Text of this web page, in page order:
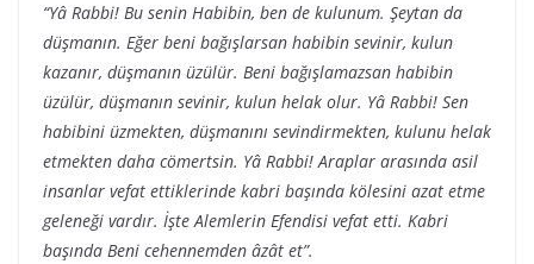
“Yâ Rabbi! Bu senin Habibin, ben de kulunum. Şeytan da
düşmanın. Eğer beni bağışlarsan habibin sevinir, kulun
kazanır, düşmanın üzülür. Beni bağışlamazsan habibin
üzülür, düşmanın sevinir, kulun helak olur. Yâ Rabbi! Sen
habibini üzmekten, düşmanını sevindirmekten, kulunu helak
etmekten daha cömertsin. Yâ Rabbi! Araplar arasında asil
insanlar vefat ettiklerinde kabri başında kölesini azat etme
geleneği vardır. İşte Alemlerin Efendisi vefat etti. Kabri
başında Beni cehennemden âzât et”.